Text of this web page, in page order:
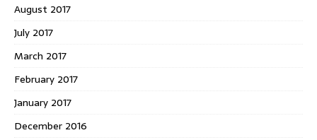
August 2017
July 2017
March 2017
February 2017
January 2017
December 2016